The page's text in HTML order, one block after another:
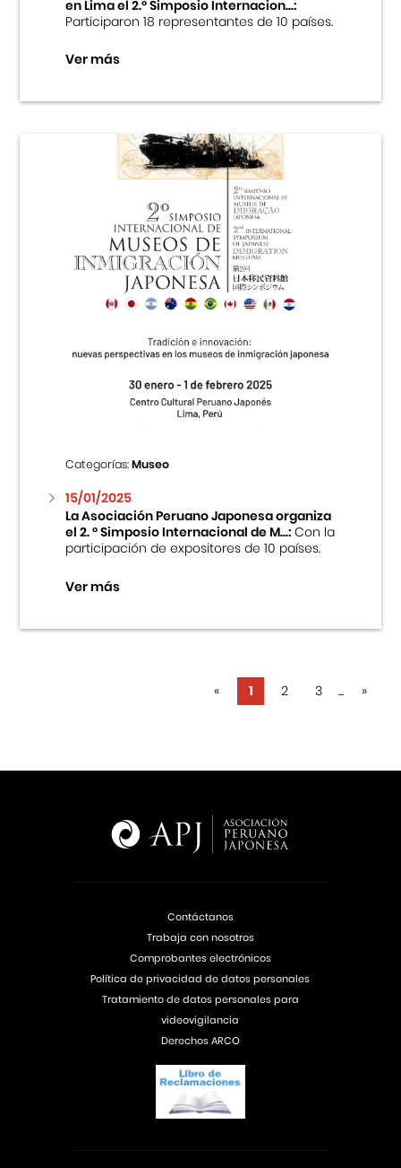
en Lima el 2.º Simposio Internacion...:
Participaron 18 representantes de 10 países.
Ver más
Categorías:Museo
15/01/2025
La Asociación Peruano Japonesa organiza
el 2. ° Simposio Internacional de M...:Con la
participación de expositores de 10 países.
Ver más
« 1 2 3 ... »
Contáctanos
Trabaja con nosotros
Comprobantes electrónicos
Política de privacidad de datos personales
Tratamiento de datos personales para
videovigilancia
Derechos ARCO